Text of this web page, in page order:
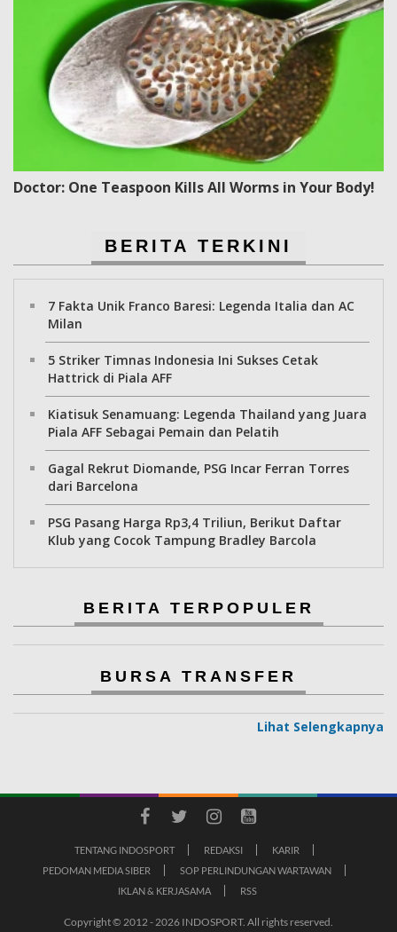
Doctor: One Teaspoon Kills All Worms in Your Body!
BERITA TERKINI
7 Fakta Unik Franco Baresi: Legenda Italia dan AC
Milan
5 Striker Timnas Indonesia Ini Sukses Cetak
Hattrick di Piala AFF
Kiatisuk Senamuang: Legenda Thailand yang Juara
Piala AFF Sebagai Pemain dan Pelatih
Gagal Rekrut Diomande, PSG Incar Ferran Torres
dari Barcelona
PSG Pasang Harga Rp3,4 Triliun, Berikut Daftar
Klub yang Cocok Tampung Bradley Barcola
BERITA TERPOPULER
BURSA TRANSFER
Lihat Selengkapnya
TENTANG INDOSPORT REDAKSI
KARIR
PEDOMAN MEDIA SIBER
SOP PERLINDUNGAN WARTAWAN
IKLAN & KERJASAMA
RSS
Copyright © 2012 - 2026 INDOSPORT. All rights reserved.